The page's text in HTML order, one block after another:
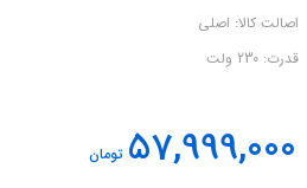
اصالت کالا: اصلی
قدرت: 230 ولت
57,999,000 تومان